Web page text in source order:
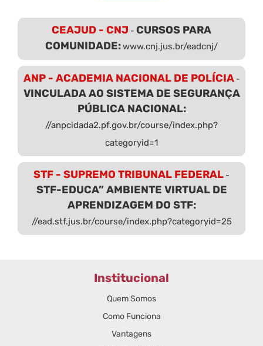
CEAJUD - CNJ - CURSOS PARA
COMUNIDADE:www.cnj.jus.br/eadcnj/
ANP - ACADEMIA NACIONAL DE POLÍCIA-
VINCULADA AO SISTEMA DE SEGURANÇA
PÚBLICA NACIONAL:
//anpcidada2.pf.gov.br/course/index.php?
categoryid=1
STF - SUPREMO TRIBUNAL FEDERAL -
STF-EDUCA” AMBIENTE VIRTUAL DE
APRENDIZAGEM DO STF:
//ead.stf.jus.br/course/index.php?categoryid=25
Institucional
Quem Somos
Como Funciona
Vantagens